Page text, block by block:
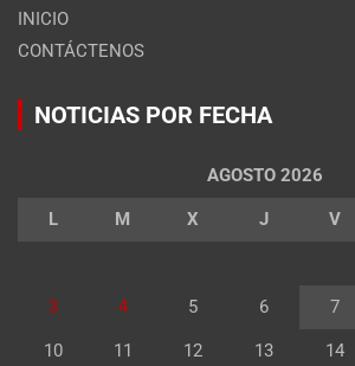
INICIO
CONTÁCTENOS
NOTICIAS POR FECHA
AGOSTO 2026
L M X J V
3 4 5 6 7
10 11 12 13 14